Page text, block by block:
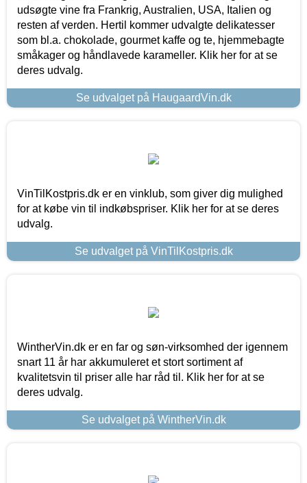
udsøgte vine fra Frankrig, Australien, USA, Italien og
resten af verden. Hertil kommer udvalgte delikatesser
som bl.a. chokolade, gourmet kaffe og te, hjemmebagte
småkager og håndlavede karameller. Klik her for at se
deres udvalg.
Se udvalget på HaugaardVin.dk
VinTilKostpris.dk er en vinklub, som giver dig mulighed
for at købe vin til indkøbspriser. Klik her for at se deres
udvalg.
Se udvalget på VinTilKostpris.dk
WintherVin.dk er en far og søn-virksomhed der igennem
snart 11 år har akkumuleret et stort sortiment af
kvalitetsvin til priser alle har råd til. Klik her for at se
deres udvalg.
Se udvalget på WintherVin.dk